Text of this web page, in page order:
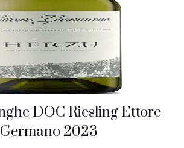
DOC Riesling Ettore
Germano 2023